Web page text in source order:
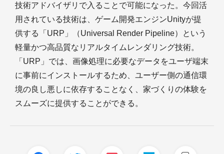
技術アドバイザリで入ることで可能になった。今回活
用されている技術は、ゲーム開発エンジンUnityが提
供する「URP」（Universal Render Pipeline）という
軽量かつ高品質なリアルタイムレンダリング技術。
「URP」では、画像処理に必要なデータをユーザ端末
に事前にインストールするため、ユーザー側の通信環
境の良し悪しに依存することなく、家づくりの体験を
スムーズに提供することができる。